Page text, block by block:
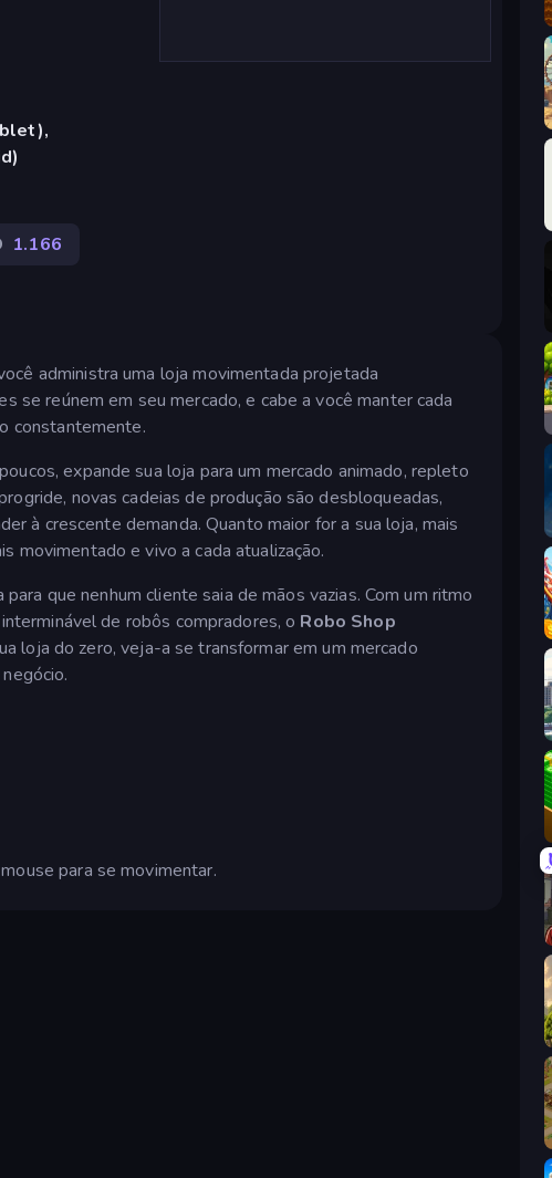
1.166
administra uma loja movimentada projetada
se reúnem em seu mercado, e cabe a você manter cada
constantemente.
expande sua loja para um mercado animado, repleto
novas cadeias de produção são desbloqueadas,
à crescente demanda. Quanto maior for a sua loja, mais
movimentado e vivo a cada atualização.
que nenhum cliente saia de mãos vazias. Com um ritmo
de robôs compradores, o Robo Shop
loja do zero, veja-a se transformar em um mercado
para se movimentar.